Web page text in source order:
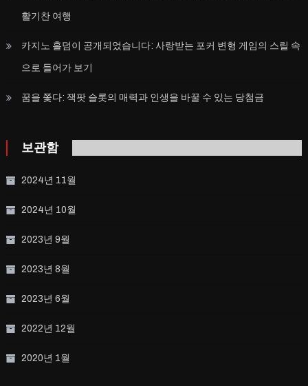
활기찬 여행
카지노 홀덤이 공개되었습니다: 사랑받는 포커 변형 게임의 스릴 속
으로 들어가 보기
꿈을 쫓다: 잭팟 슬롯의 매력과 인생을 바꿀 수 있는 당첨금
보관함
2024년 11월
2024년 10월
2023년 9월
2023년 8월
2023년 6월
2022년 12월
2020년 1월